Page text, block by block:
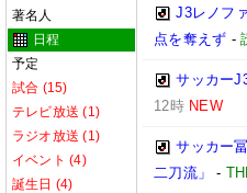
著名人
日程
予定
試合 (15)
テレビ放送 (1)
ラジオ放送 (1)
イベント (4)
誕生日 (4)
J3レノフ
点を奪えず -
サッカー
12時 NEW
サッカー
二刀流」
-